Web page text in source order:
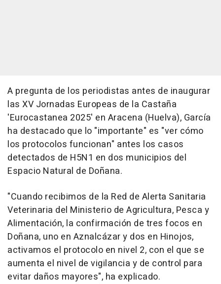
A pregunta de los periodistas antes de inaugurar
las XV Jornadas Europeas de la Castaña
'Eurocastanea 2025' en Aracena (Huelva), García
ha destacado que lo "importante" es "ver cómo
los protocolos funcionan" antes los casos
detectados de H5N1 en dos municipios del
Espacio Natural de Doñana.
"Cuando recibimos de la Red de Alerta Sanitaria
Veterinaria del Ministerio de Agricultura, Pesca y
Alimentación, la confirmación de tres focos en
Doñana, uno en Aznalcázar y dos en Hinojos,
activamos el protocolo en nivel 2, con el que se
aumenta el nivel de vigilancia y de control para
evitar daños mayores", ha explicado.